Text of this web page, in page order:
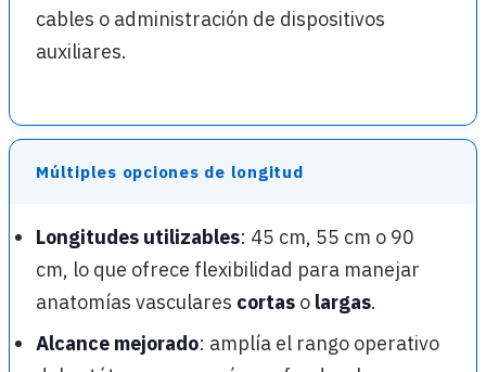
cables o administración de dispositivos
auxiliares.
Múltiples opciones de longitud
Longitudes utilizables: 45 cm, 55 cm o 90
cm, lo que ofrece flexibilidad para manejar
anatomías vasculares cortas o largas.
Alcance mejorado: amplía el rango operativo